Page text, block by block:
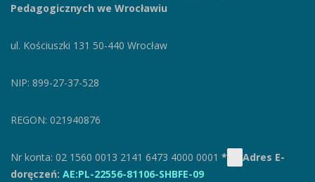
Pedagogicznych we Wrocławiu
ul. Kościuszki 131 50-440 Wrocław
NIP: 899-27-37-528
REGON: 021940876
Nr konta: 02 1560 0013 2141 6473 4000 0001 *
Adres E-
doręczeń: AE:PL-22556-81106-SHBFE-09